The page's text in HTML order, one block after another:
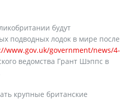
будут
подводных лодок в мире после
www.gov.uk/government/news/4-
ведомства Грант Шэппс в
крупные британские